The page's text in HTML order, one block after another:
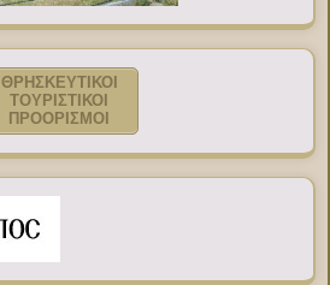
ΘΡΗΣΚΕΥΤΙΚΟΙ
ΤΟΥΡΙΣΤΙΚΟΙ
ΠΡΟΟΡΙΣΜΟΙ